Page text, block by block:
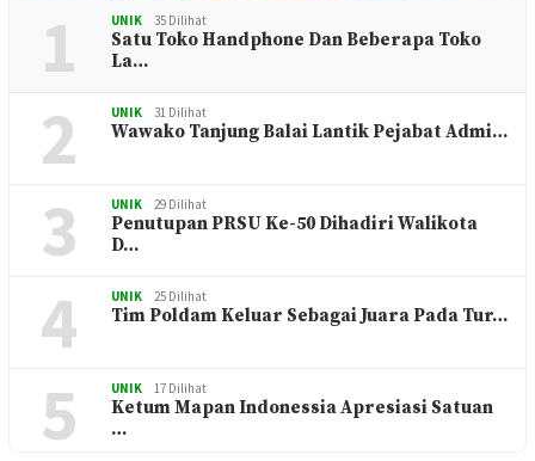
1 UNIK 35 Dilihat
Satu Toko Handphone Dan Beberapa Toko
La…
2 UNIK 31 Dilihat
Wawako Tanjung Balai Lantik Pejabat Admi…
3 UNIK 29 Dilihat
Penutupan PRSU Ke-50 Dihadiri Walikota
D…
4 UNIK 25 Dilihat
Tim Poldam Keluar Sebagai Juara Pada Tur…
5 UNIK 17 Dilihat
Ketum Mapan Indonessia Apresiasi Satuan
…